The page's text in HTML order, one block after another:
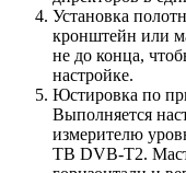
Установка
кронштейн или
не до конца,
настройке.
Юстировка по
Выполняется
измерителю
ТВ DVB-T2.